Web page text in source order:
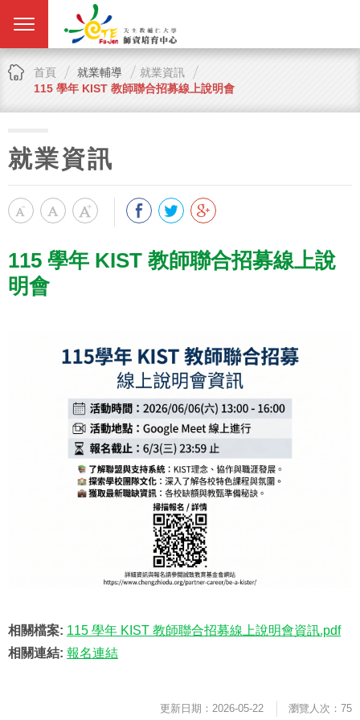
首頁 就業輔導
就業資訊
115 學年 KIST 教師聯合招募線上說明會
就業資訊
115 學年 KIST 教師聯合招募線上說
明會
相關檔案: 115 學年 KIST 教師聯合招募線上說明會資訊.pdf
相關連結: 報名連結
更新日期：2026-05-22 瀏覽人次：75